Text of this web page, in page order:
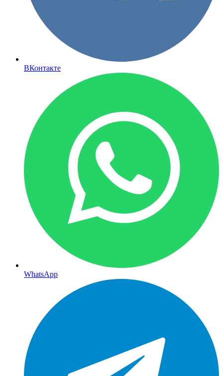
ВКонтакте
WhatsApp